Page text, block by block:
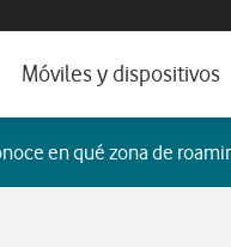
ayuda e idioma
5G
TV
Móviles y dispositivos
Imagen y Sonido
en qué zona de